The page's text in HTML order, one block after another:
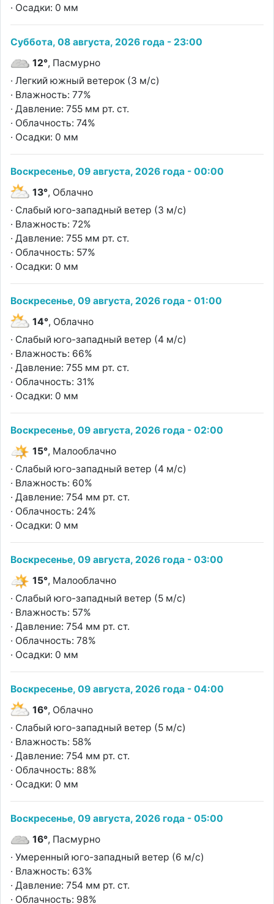
· Осадки: 0 мм
Суббота, 08 августа, 2026 года - 23:00
12°, Пасмурно
· Легкий южный ветерок (3 м/с)
· Влажность: 77%
· Давление: 755 мм рт. ст.
· Облачность: 74%
· Осадки: 0 мм
Воскресенье, 09 августа, 2026 года - 00:00
13°, Облачно
· Слабый юго-западный ветер (3 м/с)
· Влажность: 72%
· Давление: 755 мм рт. ст.
· Облачность: 57%
· Осадки: 0 мм
Воскресенье, 09 августа, 2026 года - 01:00
14°, Облачно
· Слабый юго-западный ветер (4 м/с)
· Влажность: 66%
· Давление: 755 мм рт. ст.
· Облачность: 31%
· Осадки: 0 мм
Воскресенье, 09 августа, 2026 года - 02:00
15°, Малооблачно
· Слабый юго-западный ветер (4 м/с)
· Влажность: 60%
· Давление: 754 мм рт. ст.
· Облачность: 24%
· Осадки: 0 мм
Воскресенье, 09 августа, 2026 года - 03:00
15°, Малооблачно
· Слабый юго-западный ветер (5 м/с)
· Влажность: 57%
· Давление: 754 мм рт. ст.
· Облачность: 78%
· Осадки: 0 мм
Воскресенье, 09 августа, 2026 года - 04:00
16°, Облачно
· Слабый юго-западный ветер (5 м/с)
· Влажность: 58%
· Давление: 754 мм рт. ст.
· Облачность: 88%
· Осадки: 0 мм
Воскресенье, 09 августа, 2026 года - 05:00
16°, Пасмурно
· Умеренный юго-западный ветер (6 м/с)
· Влажность: 63%
· Давление: 754 мм рт. ст.
· Облачность: 98%